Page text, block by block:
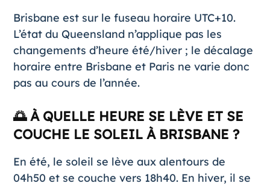
Brisbane est sur le fuseau horaire UTC+10.
L’état du Queensland n’applique pas les
changements d’heure été/hiver ; le décalage
horaire entre Brisbane et Paris ne varie donc
pas au cours de l’année.
🌅 À QUELLE HEURE SE LÈVE ET SE
COUCHE LE SOLEIL À BRISBANE ?
En été, le soleil se lève aux alentours de
04h50 et se couche vers 18h40. En hiver, il se